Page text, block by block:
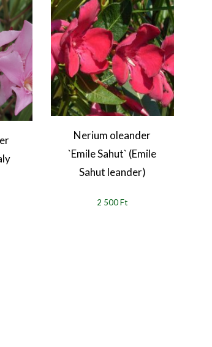
Nerium oleander
`Emile Sahut` (Emile
Sahut leander)
2 500 Ft